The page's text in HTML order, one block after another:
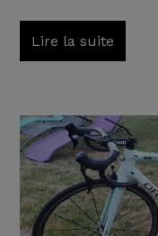
Lire la suite